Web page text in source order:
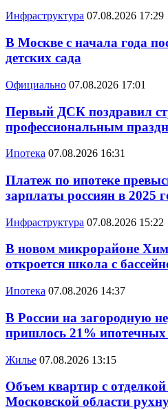
Инфраструктура 07.08.2026 17:29
В Москве с начала года
детских сада
Официально 07.08.2026 17:01
Первый ДСК поздравил
профессиональным
Ипотека 07.08.2026 16:31
Платеж по ипотеке
зарплаты россиян в 2025
Инфраструктура 07.08.2026 15:22
В новом микрорайоне
откроется школа с
Ипотека 07.08.2026 14:37
В России на загородную
пришлось 21%
Жилье 07.08.2026 13:15
Объем квартир с
Московской области